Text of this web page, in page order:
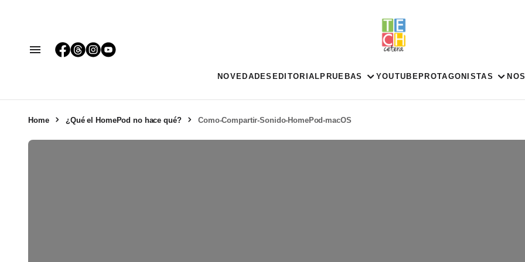
NOVEDADES EDITORIAL PRUEBAS YOUTUBE PROTAGONISTAS
Home ¿Qué el HomePod no hace qué? Como-Compartir-Sonido-HomePod-macOS